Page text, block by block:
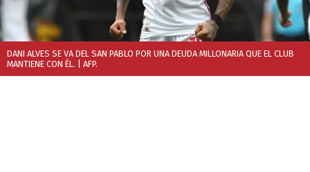
DANI ALVES SE VA DEL SAN PABLO POR UNA DEUDA MILLONARIA QUE EL CLUB
MANTIENE CON ÉL. | AFP.